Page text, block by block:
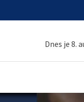
Dnes je 8.